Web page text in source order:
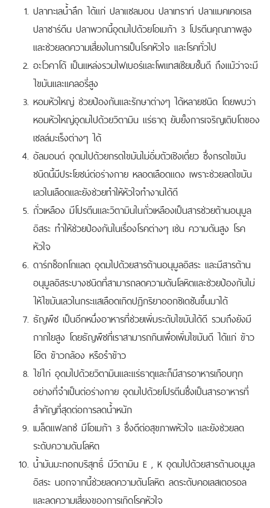
ปลาทะเลน้ำลึก ได้แก่ ปลาแซลมอน ปลาเทราท์ ปลาแมคเคอเรล
ปลาซาร์ดีน ปลาพวกนี้อุดมไปด้วยโอเมก้า 3 โปรตีนคุณภาพสูง
และช่วยลดความเสี่ยงในการเป็นโรคหัวใจ และโรคทั่วไป
อะโวคาโด้ เป็นแหล่งรวมไฟเบอร์และโพแทสเซียมชั้นดี ถึงแม้ว่าจะมี
ไขมันและแคลอรี่สูง
หอมหัวใหญ่ ช่วยป้องกันและรักษาต่างๆ ได้หลายชนิด โดยพบว่า
หอมหัวใหญ่อุดมไปด้วยวิตามิน แร่ธาตุ ยับยั้งการเจริญเติบโตของ
เซลล์มะเร็งต่างๆ ได้
อัลมอนด์ อุดมไปด้วยกรดไขมันไม่อิ่มตัวเชิงเดี่ยว ซึ่งกรดไขมัน
ชนิดนี้มีประโยชน์ต่อร่างกาย หลอดเลือดแดง เพราะช่วยลดไขมัน
เลวในเลือดและยังช่วยทำให้หัวใจทำงานได้ดี
ถั่วเหลือง มีโปรตีนและวิตามินในถั่วเหลืองเป็นสารช่วยต้านอนุมูล
อิสระ ทำให้ช่วยป้องกันในเรื่องโรคต่างๆ เช่น ความดันสูง โรค
หัวใจ
ดาร์กช็อกโกแลต อุดมไปด้วยสารต้านอนุมูลอิสระ และมีสารต้าน
อนุมูลอิสระบางชนิดที่สามารถลดความดันโลหิตและช่วยป้องกันไม่
ให้ไขมันเลวในกระแสเลือดเกิดปฏิกริยาออกซิเดชันขึ้นมาได้
ธัญพืช เป็นอีกหนึ่งอาหารที่ช่วยเพิ่มระดับไขมันได้ดี รวมถึงยังมี
กากใยสูง โดยธัญพืชที่เราสามารถกินเพื่อเพิ่มไขมันดี ได้แก่ ข้าว
โอ๊ต ข้าวกล้อง หรือรำข้าว
ไข่ไก่ อุดมไปด้วยวิตามินและแร่ธาตุและก็มีสารอาหารเกือบทุก
อย่างที่จำเป็นต่อร่างกาย อุดมไปด้วยโปรตีนซึ่งเป็นสารอาหารที่
สำคัญที่สุดต่อการลดน้ำหนัก
เมล็ดแฟลกซ์ มีโอเมก้า 3 ซึ่งดีต่อสุขภาพหัวใจ และยังช่วยลด
ระดับความดันโลหิต
น้ำมันมะกอกบริสุทธิ์ มีวิตามิน E , K อุดมไปด้วยสารต้านอนุมูล
อิสระ นอกจากนี้ช่วยลดความดันโลหิต ลดระดับคอเลสเตอรอล
และลดความเสี่ยงของการเกิดโรคหัวใจ